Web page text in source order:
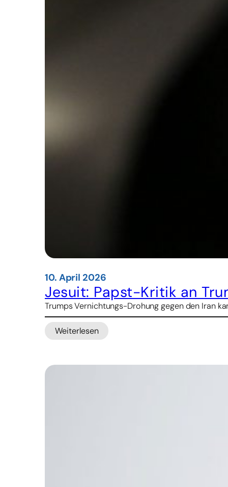
10. April 2026
Jesuit: Papst-Kritik an
Trumps Vernichtungs-Drohung gegen den Iran
Weiterlesen
: